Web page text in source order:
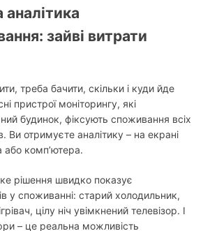
аналітика
зайві витрати
треба бачити, скільки і куди йде
пристрої моніторингу, які
будинок, фіксують споживання всіх
Ви отримуєте аналітику – на екрані
комп’ютера.
рішення швидко показує
у споживанні: старий холодильник,
цілу ніч увімкнений телевізор. І
– це реальна можливість